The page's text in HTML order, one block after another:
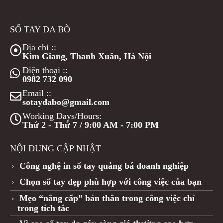
SỔ TAY DA BÒ
Địa chỉ ::
Kim Giang, Thanh Xuân, Hà Nội
Điện thoại ::
0982 732 090
Email ::
sotaydabo@gmail.com
Working Days/Hours:
Thứ 2 - Thứ 7 / 9:00 AM - 7:00 PM
NỘI DUNG CẬP NHẬT
Công nghệ in sổ tay quảng bá doanh nghiệp
Chọn sổ tay đẹp phù hợp với công việc của bạn
Mẹo “nâng cấp” bản thân trong công việc chỉ
trong tích tắc